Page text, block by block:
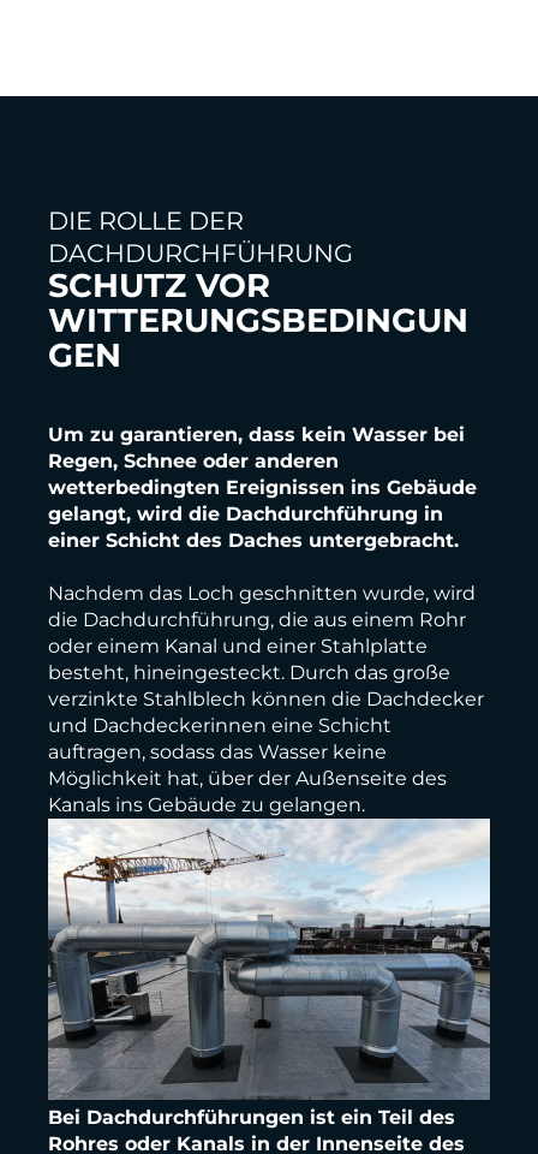
DIE ROLLE DER
DACHDURCHFÜHRUNG
SCHUTZ VOR
WITTERUNGSBEDINGUN
GEN
Um zu garantieren, dass kein Wasser bei
Regen, Schnee oder anderen
wetterbedingten Ereignissen ins Gebäude
gelangt, wird die Dachdurchführung in
einer Schicht des Daches untergebracht.
Nachdem das Loch geschnitten wurde, wird
die Dachdurchführung, die aus einem Rohr
oder einem Kanal und einer Stahlplatte
besteht, hineingesteckt. Durch das große
verzinkte Stahlblech können die Dachdecker
und Dachdeckerinnen eine Schicht
auftragen, sodass das Wasser keine
Möglichkeit hat, über der Außenseite des
Kanals ins Gebäude zu gelangen.
Bei Dachdurchführungen ist ein Teil des
Rohres oder Kanals in der Innenseite des